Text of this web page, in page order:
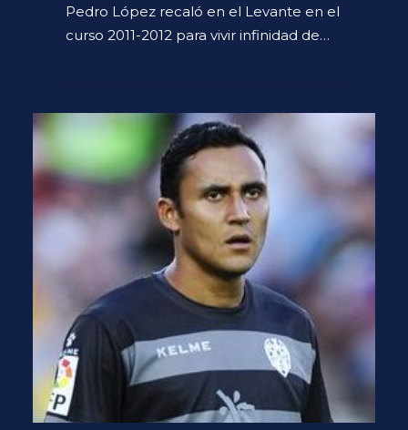
Pedro López recaló en el Levante en el
curso 2011-2012 para vivir infinidad de…